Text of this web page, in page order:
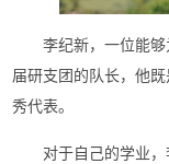
李纪新，一位能
届研支团的队长，他
秀代表。
对于自己的学业